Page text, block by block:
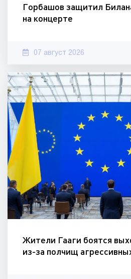
Горбашов защитил
на концерте
07 август 2026
Жители Гааги боятся
из-за полчищ